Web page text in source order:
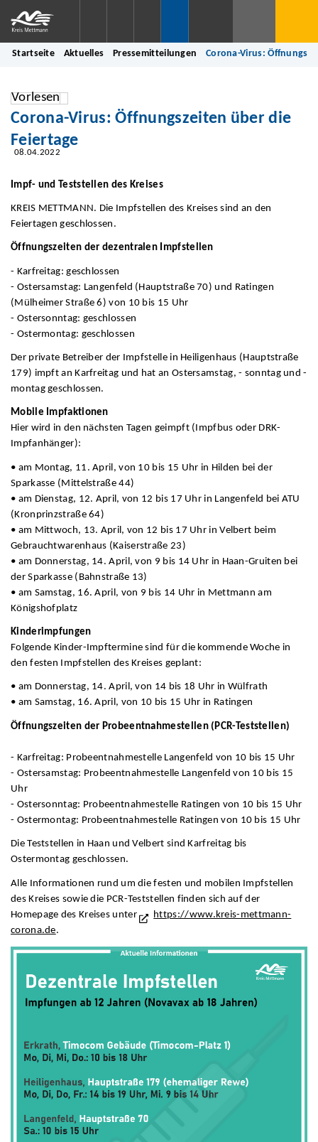
Startseite Aktuelles Pressemitteilungen Corona-Virus:
Vorlesen
Corona-Virus: Öffnungszeiten über die
Feiertage
08.04.2022
Impf- und Teststellen des Kreises
KREIS METTMANN. Die Impfstellen des Kreises sind an den
Feiertagen geschlossen.
Öffnungszeiten der dezentralen Impfstellen
- Karfreitag: geschlossen
- Ostersamstag: Langenfeld (Hauptstraße 70) und Ratingen
(Mülheimer Straße 6) von 10 bis 15 Uhr
- Ostersonntag: geschlossen
- Ostermontag: geschlossen
Der private Betreiber der Impfstelle in Heiligenhaus (Hauptstraße
179) impft an Karfreitag und hat an Ostersamstag, - sonntag und -
montag geschlossen.
Mobile Impfaktionen
Hier wird in den nächsten Tagen geimpft (Impfbus oder DRK-
Impfanhänger):
• am Montag, 11. April, von 10 bis 15 Uhr in Hilden bei der
Sparkasse (Mittelstraße 44)
• am Dienstag, 12. April, von 12 bis 17 Uhr in Langenfeld bei ATU
(Kronprinzstraße 64)
• am Mittwoch, 13. April, von 12 bis 17 Uhr in Velbert beim
Gebrauchtwarenhaus (Kaiserstraße 23)
• am Donnerstag, 14. April, von 9 bis 14 Uhr in Haan-Gruiten bei
der Sparkasse (Bahnstraße 13)
• am Samstag, 16. April, von 9 bis 14 Uhr in Mettmann am
Königshofplatz
Kinderimpfungen
Folgende Kinder-Impftermine sind für die kommende Woche in
den festen Impfstellen des Kreises geplant:
• am Donnerstag, 14. April, von 14 bis 18 Uhr in Wülfrath
• am Samstag, 16. April, von 10 bis 15 Uhr in Ratingen
Öffnungszeiten der Probeentnahmestellen (PCR-Teststellen)
- Karfreitag: Probeentnahmestelle Langenfeld von 10 bis 15 Uhr
- Ostersamstag: Probeentnahmestelle Langenfeld von 10 bis 15
Uhr
- Ostersonntag: Probeentnahmestelle Ratingen von 10 bis 15 Uhr
- Ostermontag: Probeentnahmestelle Ratingen von 10 bis 15 Uhr
Die Teststellen in Haan und Velbert sind Karfreitag bis
Ostermontag geschlossen.
Alle Informationen rund um die festen und mobilen Impfstellen
des Kreises sowie die PCR-Teststellen finden sich auf der
Homepage des Kreises unter
https://www.kreis-mettmann-
corona.de.